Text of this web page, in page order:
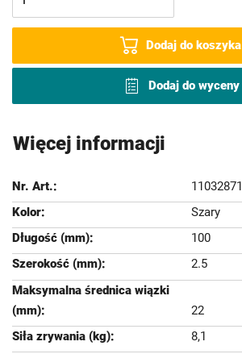
Dodaj do koszyka
Dodaj do wyceny
Więcej informacji
11032871
Szary
100
2.5
22
8,1